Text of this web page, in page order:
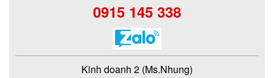
0915 145 338
Kinh doanh 2 (Ms.Nhung)